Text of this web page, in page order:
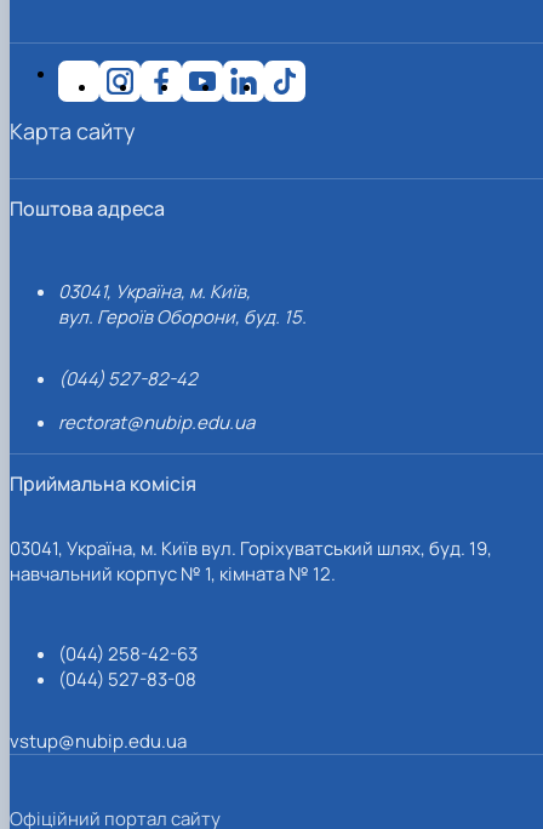
Поштова адреса
03041, Україна, м. Київ,
вул. Героїв Оборони, буд. 15.
(044) 527-82-42
rectorat@nubip.edu.ua
Приймальна комісія
03041, Україна, м. Київ вул. Горіхуватський шлях, буд. 19,
навчальний корпус № 1, кімната № 12.
(044) 258-42-63
(044) 527-83-08
vstup@nubip.edu.ua
Карта сайту
Офіційний портал сайту